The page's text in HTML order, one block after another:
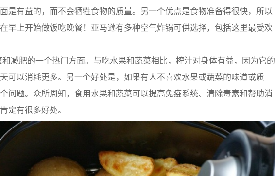
是有益的，而不会牺牲食物的质量。另一个优点是食物准备得很快，所以
早上开始做饭吃晚餐！亚马逊有多种空气炸锅可供选择，包括这里最受欢
和减肥的一个热门方面。与吃水果和蔬菜相比，榨汁对身体有益，因为它的
可以消耗更多。另一个好处是，如果有人不喜欢水果或蔬菜的味道或质
问题。众所周知，食用水果和蔬菜可以提高免疫系统、清除毒素和帮助消
定有很多好处。